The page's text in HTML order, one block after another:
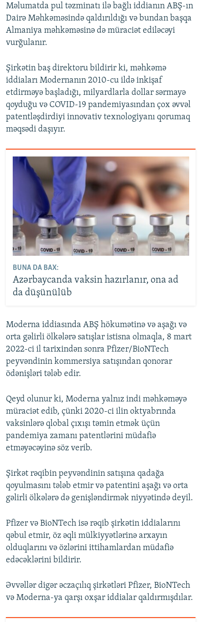
Məlumatda pul təzminatı ilə bağlı iddianın ABŞ-ın
Dairə Məhkəməsində qaldırıldığı və bundan başqa
Almaniya məhkəməsinə də müraciət ediləcəyi
vurğulanır.
Şirkətin baş direktoru bildirir ki, məhkəmə
iddiaları Modernanın 2010-cu ildə inkişaf
etdirməyə başladığı, milyardlarla dollar sərmayə
qoyduğu və COVID-19 pandemiyasından çox əvvəl
patentləşdirdiyi innovativ texnologiyanı qorumaq
məqsədi daşıyır.
BUNA DA BAX:
Azərbaycanda vaksin hazırlanır, ona ad
da düşünülüb
Moderna iddiasında ABŞ hökumətinə və aşağı və
orta gəlirli ölkələrə satışlar istisna olmaqla, 8 mart
2022-ci il tarixindən sonra Pfizer/BioNTech
peyvəndinin kommersiya satışından qonorar
ödənişləri tələb edir.
Qeyd olunur ki, Moderna yalnız indi məhkəməyə
müraciət edib, çünki 2020-ci ilin oktyabrında
vaksinlərə qlobal çıxışı təmin etmək üçün
pandemiya zamanı patentlərini müdafiə
etməyəcəyinə söz verib.
Şirkət rəqibin peyvəndinin satışına qadağa
qoyulmasını tələb etmir və patentini aşağı və orta
gəlirli ölkələrə də genişləndirmək niyyətində deyil.
Pfizer və BioNTech isə rəqib şirkətin iddialarını
qəbul etmir, öz əqli mülkiyyətlərinə arxayın
olduqlarını və özlərini ittihamlardan müdafiə
edəcəklərini bildirir.
Əvvəllər digər əczaçılıq şirkətləri Pfizer, BioNTech
və Moderna-ya qarşı oxşar iddialar qaldırmışdılar.